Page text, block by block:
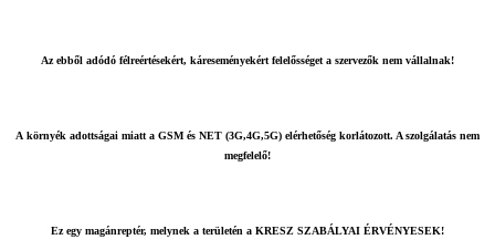
Az ebből adódó félreértésekért, káreseményekért felelősséget a szervezők nem vállalnak!
A környék adottságai miatt a GSM és NET (3G,4G,5G) elérhetőség korlátozott. A szolgálatás nem
megfelelő!
Ez egy magánreptér, melynek a területén a KRESZ SZABÁLYAI ÉRVÉNYESEK!